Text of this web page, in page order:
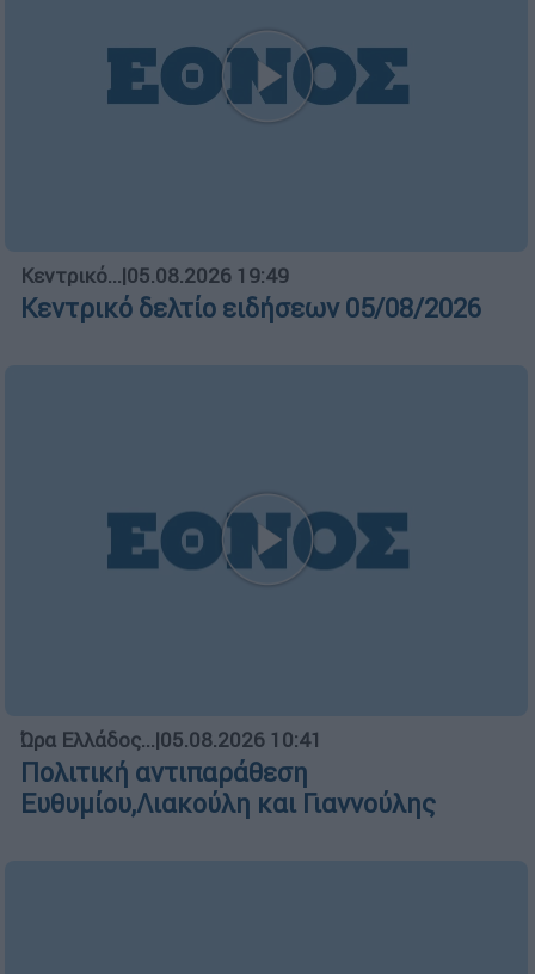
05.08.2026 19:38
Ελλάδα┋05.08.2026 06:50
Πύρινος εφιάλτης χωρίς τέλος:
200.000 στρέμματα καμένα και η
χαλέπιος πεύκη της Αττικής σε